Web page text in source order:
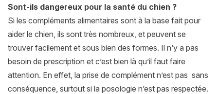
Sont-ils dangereux pour la santé du chien ?
Si les compléments alimentaires sont à la base fait pour
aider le chien, ils sont très nombreux, et peuvent se
trouver facilement et sous bien des formes. Il n’y a pas
besoin de prescription et c’est bien là qu’il faut faire
attention. En effet, la prise de complément n’est pas sans
conséquence, surtout si la posologie n’est pas respectée.